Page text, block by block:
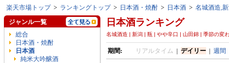
楽天市場トップ> ランキングトップ> 日本酒・焼酎 > 日本酒 > 名城酒造,
日本酒ランキング
名城酒造 | 新潟 | 瓶 | やや辛口 | 山田錦 | 季節の変
期間: リアルタイム | デイリー| 週間
ジャンル一覧
総合
日本酒・焼酎
日本酒
純米大吟醸酒